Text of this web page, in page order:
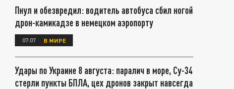
Пнул и обезвредил: водитель автобуса сбил ногой
дрон-камикадзе в немецком аэропорту
07:07 В МИРЕ
Удары по Украине 8 августа: паралич в море, Су-34
стерли пункты БПЛА, цех дронов закрыт навсегда